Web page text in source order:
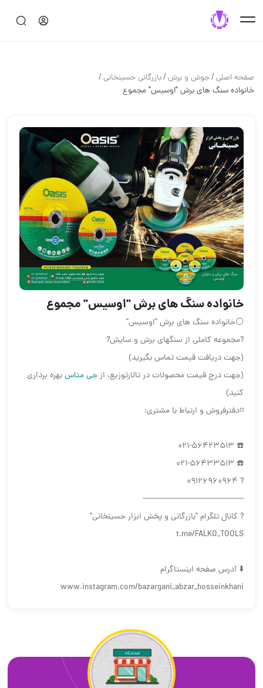
صفحه اصلی/جوش و برش/بازرگانی حسینخانی/
خانواده سنگ های برش "اوسیس" مجموع
خانواده سنگ های برش "اوسیس" مجموع
⚪خانواده سنگ های برش "اوسیس"
?مجموعه کاملی از سنگهای برش و سایش?️
(جهت دریافت قیمت تماس بگیرید)
(جهت درج قیمت محصولات در تالارتوزیع، ازجی متاسبهره برداری
کنید)
◽دفترفروش و ارتباط با مشتری:
☎️ 021-56423513
☎️ 021-56433513
? 09126960964
-------------------------------------------
? کانال تلگرام "بازرگانی و پخش ابزار حسینخانی"
t.me/FALKO_TOOLS
⬇️ آدرس صفحه اینستاگرام
www.instagram.com/bazargani_abzar_hosseinkhani